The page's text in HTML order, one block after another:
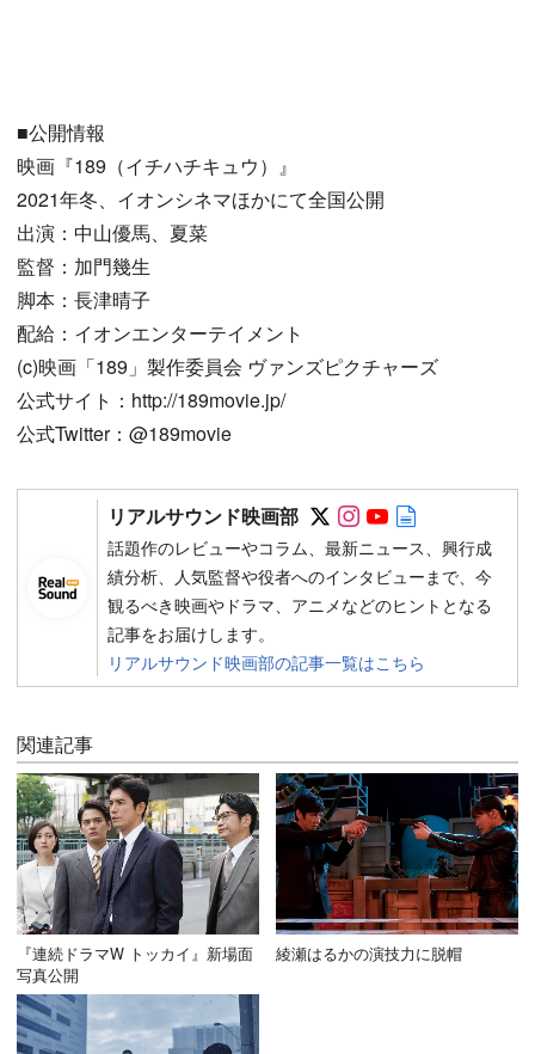
■公開情報
映画『189（イチハチキュウ）』
2021年冬、イオンシネマほかにて全国公開
出演：中山優馬、夏菜
監督：加門幾生
脚本：長津晴子
配給：イオンエンターテイメント
(c)映画「189」製作委員会 ヴァンズピクチャーズ
公式サイト：http://189movie.jp/
公式Twitter：@189movie
リアルサウンド映画部 Follow on SNS
Follow on SNS
Follow on
話題作のレビューやコラム、最新ニュース、興行成
績分析、人気監督や役者へのインタビューまで、今
観るべき映画やドラマ、アニメなどのヒントとなる
記事をお届けします。
リアルサウンド映画部の記事一覧はこちら
関連記事
『連続ドラマW トッカイ』新場面
写真公開
綾瀬はるかの演技力に脱帽